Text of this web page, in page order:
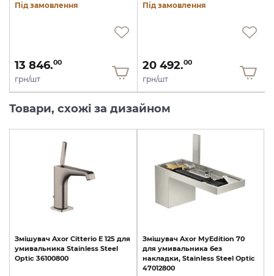
Під замовлення
13 846.00
грн/шт
Під замовлення
20 492.00
грн/шт
Товари, схожі за дизайном
Змішувач Axor Citterio E 125 для
умивальника Stainless Steel
Optic 36100800
Змішувач Axor MyEdition 70
для умивальника без
накладки, Stainless Steel Optic
47012800